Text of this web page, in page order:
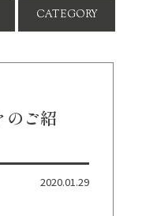
CATEGORY
ご紹
2020.01.29